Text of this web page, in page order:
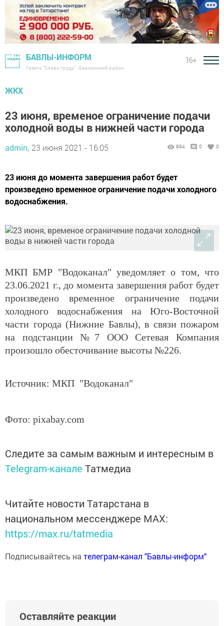
БАВЛЫ-ИНФОРМ
Газета "Слава труду" - Бавлинский район
16+
ЖКХ
23 июня, временое ограничение подачи
холодной воды в нижней части города
admin, 23 июня 2021 - 16:05 894 0 0
23 июня до момента завершения работ будет
произведено временное ограничение подачи холодного
водоснабжения.
МКП БМР "Водоканал" уведомляет о том, что
23.06.2021 г., до момента завершения работ будет
произведено временное ограничение подачи
холодного водоснабжения на Юго-Восточной
части города (Нижние Бавлы), в связи пожаром
на подстанции №7 ООО Сетевая Компания
произошло обесточивание высоты №226.
Источник: МКП "Водоканал"
Фото: pixabay.com
Следите за самым важным и интересным в
Telegram-канале Татмедиа
Читайте новости Татарстана в
национальном мессенджере MАХ:
https://max.ru/tatmedia
Подписывайтесь на телеграм-канал "Бавлы-информ"
Оставляйте реакции